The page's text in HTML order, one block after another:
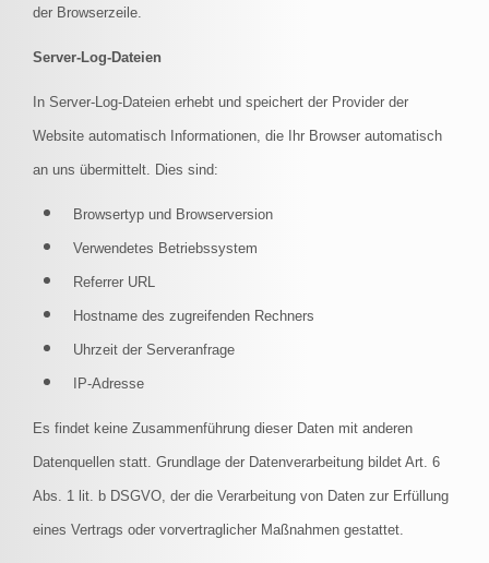
der Browserzeile.
Server-Log-Dateien
In Server-Log-Dateien erhebt und speichert der Provider der
Website automatisch Informationen, die Ihr Browser automatisch
an uns übermittelt. Dies sind:
Browsertyp und Browserversion
Verwendetes Betriebssystem
Referrer URL
Hostname des zugreifenden Rechners
Uhrzeit der Serveranfrage
IP-Adresse
Es findet keine Zusammenführung dieser Daten mit anderen
Datenquellen statt. Grundlage der Datenverarbeitung bildet Art. 6
Abs. 1 lit. b DSGVO, der die Verarbeitung von Daten zur Erfüllung
eines Vertrags oder vorvertraglicher Maßnahmen gestattet.